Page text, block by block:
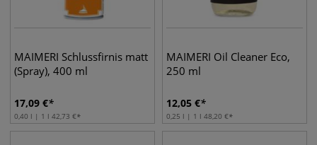
MAIMERI Schlussfirnis matt
(Spray), 400 ml
17,09 €
0,40 l | 1 l 42,73 €
MAIMERI Oil Cleaner Eco,
250 ml
12,05 €
0,25 l | 1 l 48,20 €